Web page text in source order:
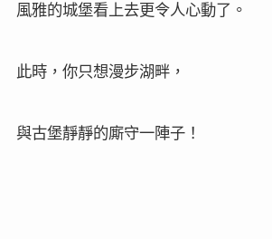
風雅的城堡看上去更令人心動了。
此時，你只想漫步湖畔，
與古堡靜靜的廝守一陣子！